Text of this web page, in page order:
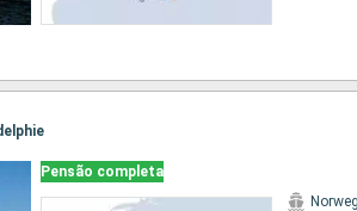
Pensão completa